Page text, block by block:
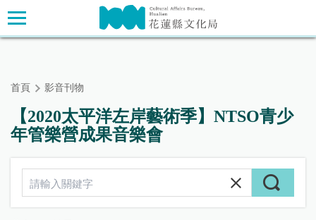
跳
到
主
主要內容區塊
首頁 影音刊物
【2020太平洋左岸藝術季】NTSO青少
年管樂營成果音樂會